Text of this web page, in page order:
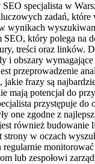
specjalista w
zadań, które
wynikach
SEO, który polega na
treści oraz linków.
i obszary
przeprowadzenie
jakie frazy są
mają potencjał do
przystępuje do
one zgodne z
również
strony w oczach
regularnie
lub zespołowi